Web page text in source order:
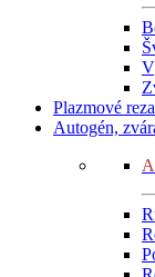
Plazmové
Autogén,